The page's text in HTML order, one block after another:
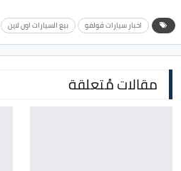
اخبار سيارات فولفو بيع السيارات اون لاين
مقالات مُتعلقة